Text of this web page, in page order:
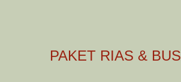
PAKET RIAS &